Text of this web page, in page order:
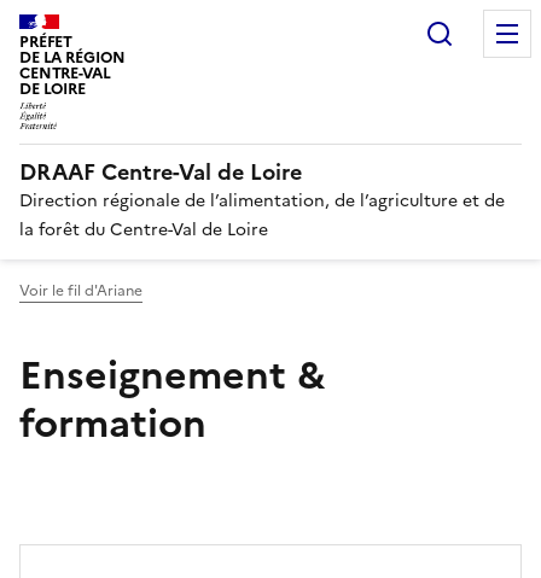
PRÉFET
DE LA RÉGION
CENTRE-VAL
DE LOIRE
DRAAF Centre-Val de Loire
Direction régionale de l’alimentation, de l’agriculture et de
la forêt du Centre-Val de Loire
Voir le fil d'Ariane
Enseignement &
formation